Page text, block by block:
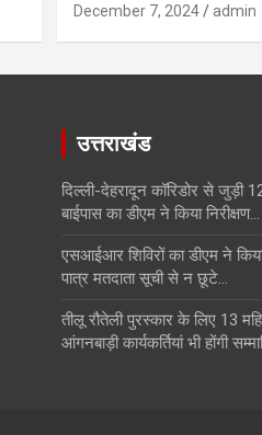
December 7, 2024 admin
उत्तराखंड
दिल्ली-देहरादून कॉरिडोर से जुड़ी
बाईपास का डीएम ने किया निरीक्षण…
एसआईआर शिविरों का डीएम ने
पात्र मतदाता सूची से न छूटे…
तीलू रौतेली पुरस्कार के लिए 13
आंगनबाड़ी कार्यकर्तियां भी होंगी